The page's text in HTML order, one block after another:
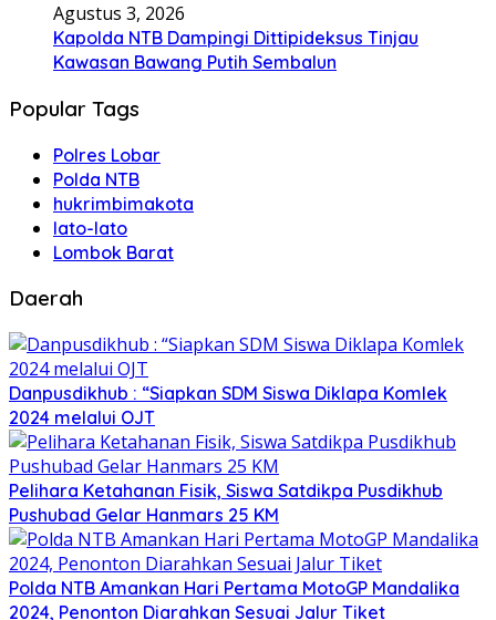
Agustus 3, 2026
Kapolda NTB Dampingi Dittipideksus Tinjau
Kawasan Bawang Putih Sembalun
Popular Tags
Polres Lobar
Polda NTB
hukrimbimakota
lato-lato
Lombok Barat
Daerah
Danpusdikhub : “Siapkan SDM Siswa Diklapa Komlek
2024 melalui OJT
Pelihara Ketahanan Fisik, Siswa Satdikpa Pusdikhub
Pushubad Gelar Hanmars 25 KM
Polda NTB Amankan Hari Pertama MotoGP Mandalika
2024, Penonton Diarahkan Sesuai Jalur Tiket